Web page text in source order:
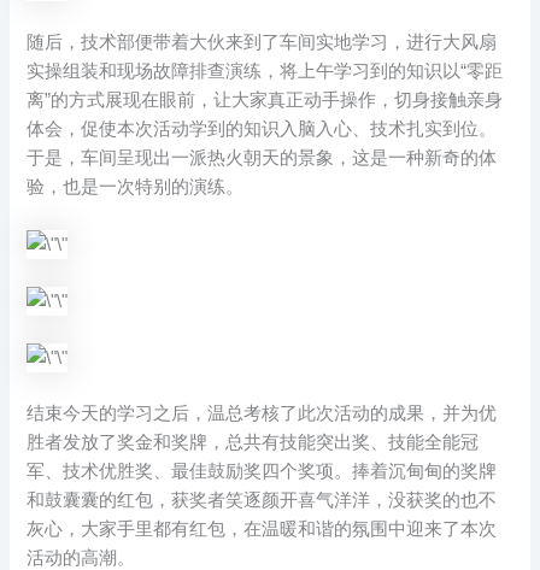
随后，技术部便带着大伙来到了车间实地学习，进行大风扇
实操组装和现场故障排查演练，将上午学习到的知识以“零距
离”的方式展现在眼前，让大家真正动手操作，切身接触亲身
体会，促使本次活动学到的知识入脑入心、技术扎实到位。
于是，车间呈现出一派热火朝天的景象，这是一种新奇的体
验，也是一次特别的演练。
结束今天的学习之后，温总考核了此次活动的成果，并为优
胜者发放了奖金和奖牌，总共有技能突出奖、技能全能冠
军、技术优胜奖、最佳鼓励奖四个奖项。捧着沉甸甸的奖牌
和鼓囊囊的红包，获奖者笑逐颜开喜气洋洋，没获奖的也不
灰心，大家手里都有红包，在温暖和谐的氛围中迎来了本次
活动的高潮。